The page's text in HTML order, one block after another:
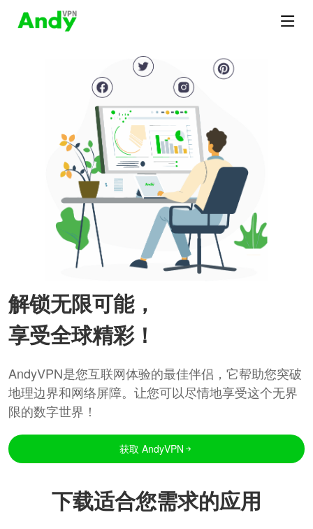
解锁无限可能，
享受全球精彩！
AndyVPN是您互联网体验的最佳伴侣，它帮助您突破
地理边界和网络屏障。让您可以尽情地享受这个无界
限的数字世界！
获取 AndyVPN
下载适合您需求的应用